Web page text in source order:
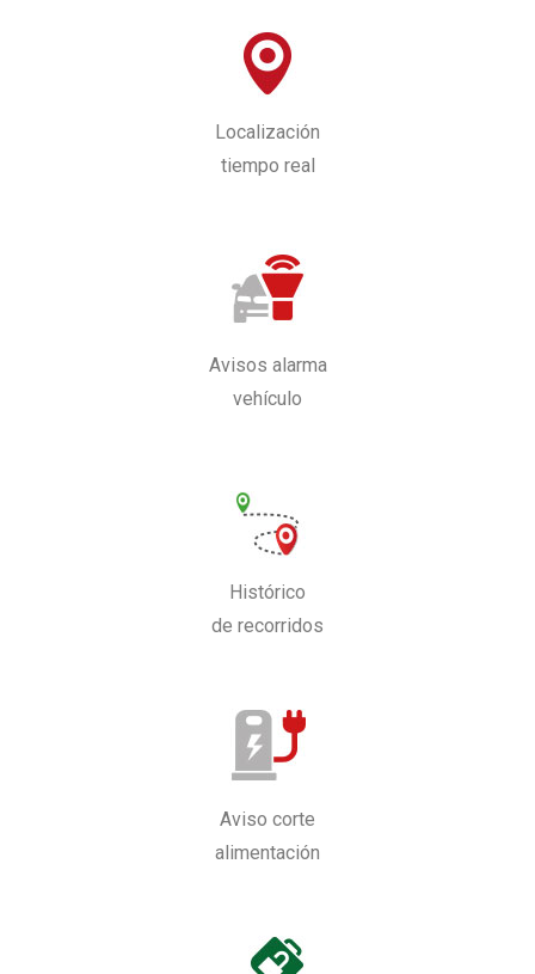
Localización
tiempo real
Avisos alarma
vehículo
Histórico
de recorridos
Aviso corte
alimentación